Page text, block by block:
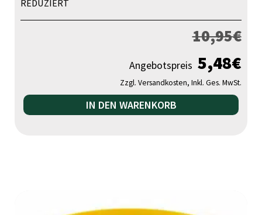
REDUZIERT
10,95€
Angebotspreis 5,48€
Zzgl. Versandkosten, Inkl. Ges. MwSt.
IN DEN WARENKORB